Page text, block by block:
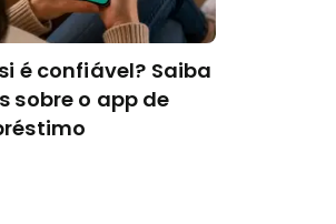
é confiável? Saiba
sobre o app de